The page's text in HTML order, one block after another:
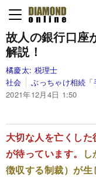
故人の銀行口座
解説！
橘慶太: 税理士
社会
ぶっちゃけ相続「
2021年12月4日 1:50
大切な人を亡くし
が待っています。
徴収する制裁）が